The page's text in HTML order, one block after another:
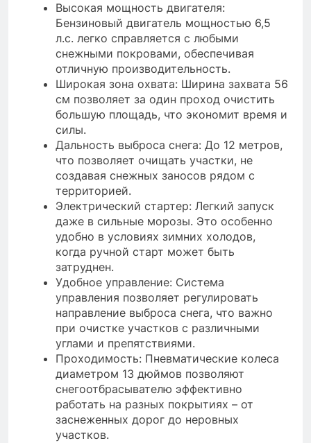
Высокая мощность двигателя:
Бензиновый двигатель мощностью 6,5
л.с. легко справляется с любыми
снежными покровами, обеспечивая
отличную производительность.
Широкая зона охвата: Ширина захвата 56
см позволяет за один проход очистить
большую площадь, что экономит время и
силы.
Дальность выброса снега: До 12 метров,
что позволяет очищать участки, не
создавая снежных заносов рядом с
территорией.
Электрический стартер: Легкий запуск
даже в сильные морозы. Это особенно
удобно в условиях зимних холодов,
когда ручной старт может быть
затруднен.
Удобное управление: Система
управления позволяет регулировать
направление выброса снега, что важно
при очистке участков с различными
углами и препятствиями.
Проходимость: Пневматические колеса
диаметром 13 дюймов позволяют
снегоотбрасывателю эффективно
работать на разных покрытиях – от
заснеженных дорог до неровных
участков.